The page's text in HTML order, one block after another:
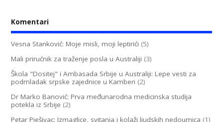
Komentari
Vesna Stanković: Moje misli, moji leptirići (5)
Mali prirućnik za traženje posla u Australiji (3)
Škola "Dositej" i Ambasada Srbije u Australiji: Lepe vesti za
podmladak srpske zajednice u Kamberi (2)
Dr Marko Banović: Prva međunarodna medicinska studija
potekla iz Srbije (2)
Petar Pješivac: Izmaglice, svitanja i kolaži ljudskih nedoumica (1)